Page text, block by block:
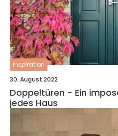
inspiration
30. August 2022
Doppeltüren - Ein
jedes Haus